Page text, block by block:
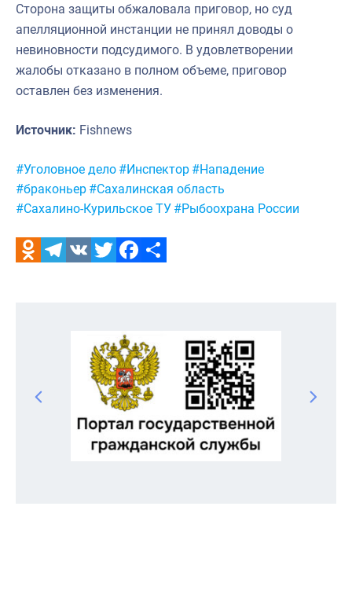
Сторона защиты обжаловала приговор, но суд
апелляционной инстанции не принял доводы о
невиновности подсудимого. В удовлетворении
жалобы отказано в полном объеме, приговор
оставлен без изменения.
Источник: Fishnews
Метки:
#Уголовное дело #Инспектор #Нападение
#браконьер #Сахалинская область
#Сахалино-Курильское ТУ #Рыбоохрана России